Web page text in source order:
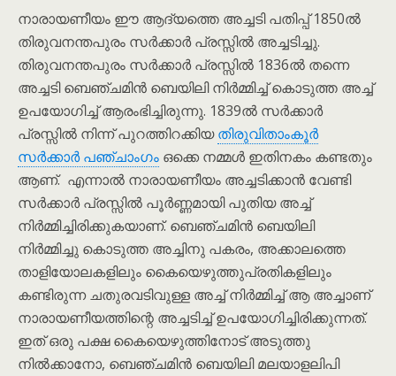
നാരായണീയം ഈ ആദ്യത്തെ അച്ചടി പതിപ്പ് 1850ൽ
തിരുവനന്തപുരം സർക്കാർ പ്രസ്സിൽ അച്ചടിച്ചു.
തിരുവനന്തപുരം സർക്കാർ പ്രസ്സിൽ 1836ൽ തന്നെ
അച്ചടി ബെഞ്ചമിൻ ബെയിലി നിർമ്മിച്ച് കൊടുത്ത അച്ച്
ഉപയോഗിച്ച് ആരംഭിച്ചിരുന്നു. 1839ൽ സർക്കാർ
പ്രസ്സിൽ നിന്ന് പുറത്തിറക്കിയതിരുവിതാം‌കൂർ
സർക്കാർ പഞ്ചാംഗം ഒക്കെ നമ്മൾ ഇതിനകം കണ്ടതും
ആണ്. എന്നാൽ നാരായണീയം അച്ചടിക്കാൻ വേണ്ടി
സർക്കാർ പ്രസ്സിൽ പൂർണ്ണമായി പുതിയ അച്ച്
നിർമ്മിച്ചിരിക്കുകയാണ്. ബെഞ്ചമിൻ ബെയിലി
നിർമ്മിച്ചു കൊടുത്ത അച്ചിനു പകരം, അക്കാലത്തെ
താളിയോലകളിലും കൈയെഴുത്തുപ്രതികളിലും
കണ്ടിരുന്ന ചതുരവടിവുള്ള അച്ച് നിർമ്മിച്ച് ആ അച്ചാണ്
നാരായണീയത്തിന്റെ അച്ചടിച്ച് ഉപയോഗിച്ചിരിക്കുന്നത്.
ഇത് ഒരു പക്ഷ കൈയെഴുത്തിനോട് അടുത്തു
നിൽക്കാനോ, ബെഞ്ചമിൻ ബെയിലി മലയാളലിപി